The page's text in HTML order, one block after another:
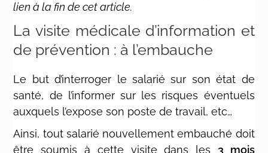
lien à la fin de cet article.
La visite médicale d’information et
de prévention : à l’embauche
Le but d’interroger le salarié sur son état de
santé, de l’informer sur les risques éventuels
auxquels l’expose son poste de travail, etc…
Ainsi, tout salarié nouvellement embauché doit
être soumis à cette visite dans les 3 mois